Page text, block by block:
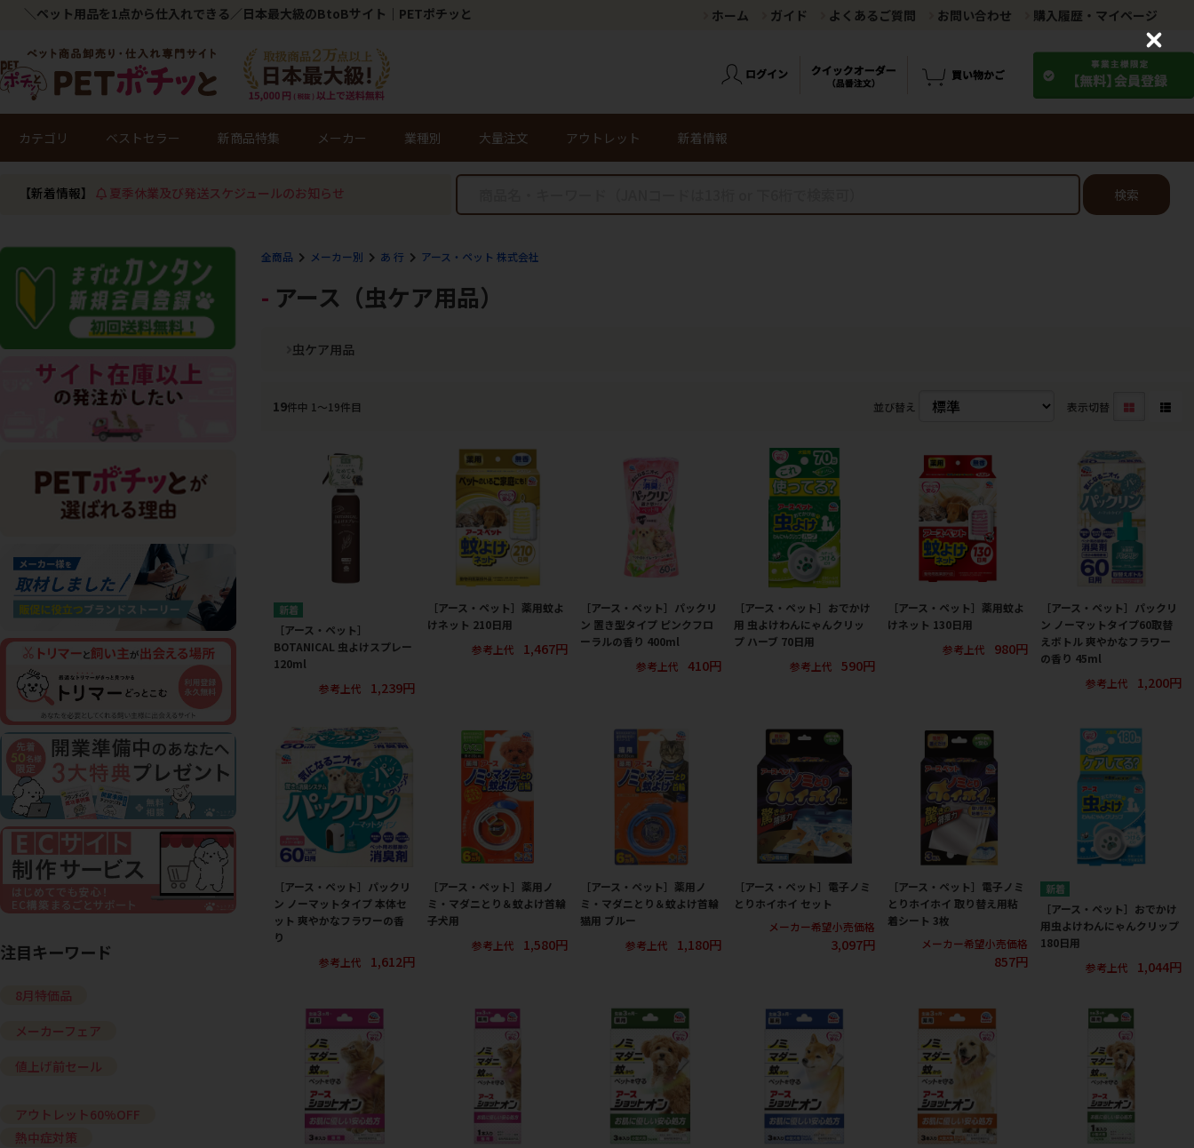
＼ペット用品を1点から仕入れできる／日本最大級のBtoBサイト｜PETポチッと ホーム ガイド よくあるご質問 お問い合わせ 購入履歴・マイページ
カテゴリ ベストセラー 新商品特集 メーカー 業種別 大量注文 アウトレット 新着情報
【新着情報】 夏季休業及び発送スケジュールのお知らせ 検索
全商品 メーカー別 あ 行 アース・ペット 株式会社
アース（虫ケア用品）
虫ケア用品
19件中 1〜19件目 並び替え 表示切替
［アース・ペット］
BOTANICAL 虫よけスプレー
120ml
参考上代
1,239円
［アース・ペット］薬用蚊よ
けネット 210日用
参考上代
1,467円
［アース・ペット］パックリ
ン 置き型タイプ ピンクフロ
ーラルの香り 400ml
参考上代
410円
［アース・ペット］おでかけ
用 虫よけわんにゃんクリッ
プ ハーブ 70日用
参考上代
590円
［アース・ペット］薬用蚊よ
けネット 130日用
参考上代
980円
［アース・ペット］パックリ
ン ノーマットタイプ60取替
えボトル 爽やかなフラワー
の香り 45ml
参考上代
1,200円
［アース・ペット］パックリ
ン ノーマットタイプ 本体セ
ット 爽やかなフラワーの香
り
参考上代
1,612円
［アース・ペット］薬用ノ
ミ・マダニとり＆蚊よけ首輪
子犬用
参考上代
1,580円
［アース・ペット］薬用ノ
ミ・マダニとり＆蚊よけ首輪
猫用 ブルー
参考上代
1,180円
［アース・ペット］電子ノミ
とりホイホイ セット
メーカー希望小売価格
3,097円
［アース・ペット］電子ノミ
とりホイホイ 取り替え用粘
着シート 3枚
メーカー希望小売価格
857円
［アース・ペット］おでかけ
用虫よけわんにゃんクリップ
180日用
参考上代
1,044円
注目キーワード
8月特価品
メーカーフェア
値上げ前セール
アウトレット60%OFF
熱中症対策
C
o
s
e